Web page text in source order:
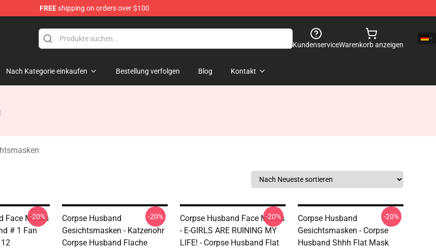
FREEshipping on orders over $100
Store
KundenserviceWarenkorb anzeigen
Nach Kategorie einkaufen Bestellung verfolgen Blog Kontakt
Face Masks
# 1 Fan
-20%
Corpse Husband
Gesichtsmasken - Katzenohr
Corpse Husband Flache
-20%
Corpse Husband Face Masks
- E-GIRLS ARE RUINING MY
LIFE! - Corpse Husband Flat
-20%
Corpse Husband
Gesichtsmasken - Corpse
Husband Shhh Flat Mask
-20%